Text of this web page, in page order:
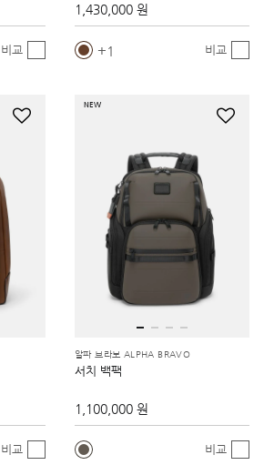
비교
1,430,000 원
1 비교
비교
NEW
알파 브라보 ALPHA BRAVO
서치 백팩
1,100,000 원
비교